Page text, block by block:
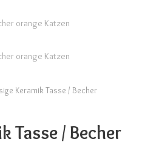
Keramik Tasse / Becher
Tasse / Becher